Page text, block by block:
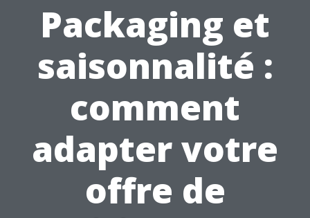
Packaging et
saisonnalité :
comment
adapter votre
offre de